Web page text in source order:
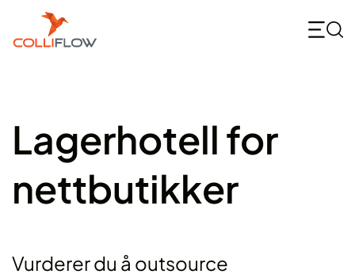
Lagerhotell for
nettbutikker
Vurderer du å outsource